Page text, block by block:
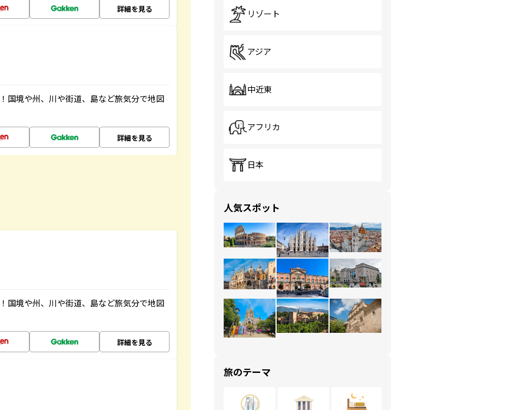
詳細を見る
国境や州、川や街道、島など旅気分で地図
詳細を見る
国境や州、川や街道、島など旅気分で地図
詳細を見る
リゾート
アジア
中近東
アフリカ
日本
人気スポット
旅のテーマ